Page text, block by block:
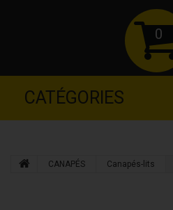
0
CATÉGORIES
CANAPÉS Canapés-lits